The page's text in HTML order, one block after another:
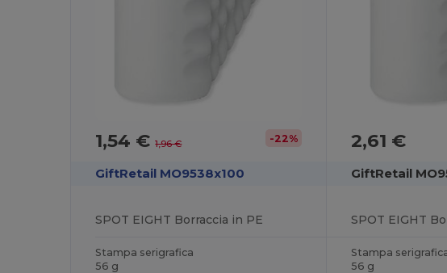
1,54 €1,96 € -22%
GiftRetail MO9538x100
SPOT EIGHT Borraccia in PE
Stampa serigrafica
56 g
2,61 €
GiftRetail
SPOT EIGHT
Stampa
56 g